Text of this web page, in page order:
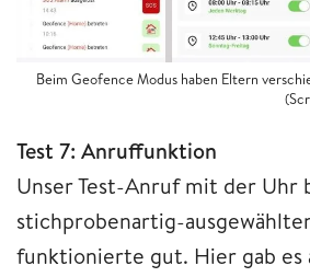
Beim Geofence Modus haben Eltern
Test 7: Anruffunktion
Unser Test-Anruf mit der Uhr
stichprobenartig-
funktionierte gut. Hier gab es